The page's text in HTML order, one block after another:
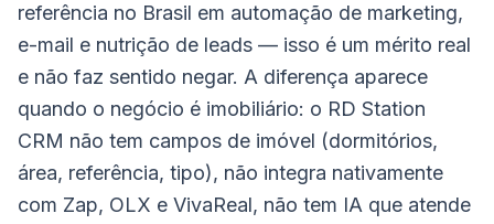
referência no Brasil em automação de marketing,
e-mail e nutrição de leads — isso é um mérito real
e não faz sentido negar. A diferença aparece
quando o negócio é imobiliário: o RD Station
CRM não tem campos de imóvel (dormitórios,
área, referência, tipo), não integra nativamente
com Zap, OLX e VivaReal, não tem IA que atende